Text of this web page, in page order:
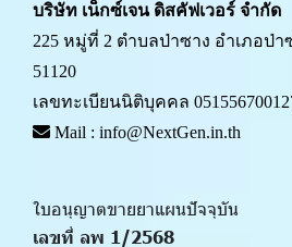
บริษัท เน็กซ์เจน ดิสคัฟเวอร์ จำกัด
225 หมู่ที่ 2 ตำบลป่าซาง อำเภอป่
51120
เลขทะเบียนนิติบุคคล
Mail : info@NextGen.in.th
ใบอนุญาตขายยาแผนปัจจุบัน
เลขที่ ลพ 1/2568